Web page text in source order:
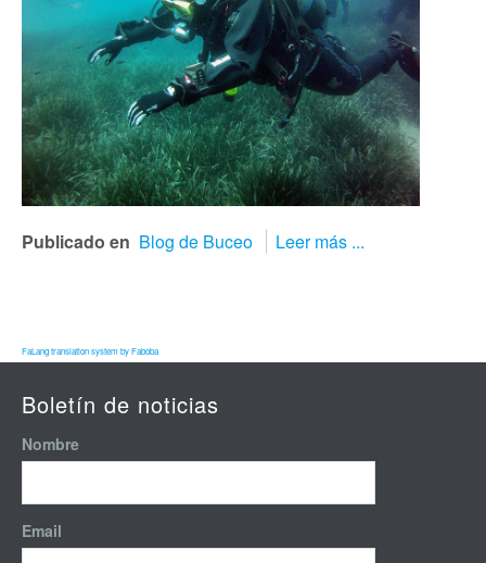
Publicado en Blog de Buceo Leer más ...
FaLang translation system by Faboba
Boletín de noticias
Nombre
Email